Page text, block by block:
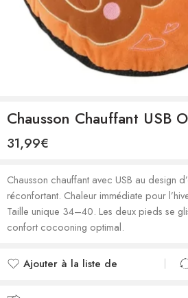
Chausson Chauffant USB
31,99€
Chausson chauffant avec USB au design
réconfortant. Chaleur immédiate pour
Taille unique 34–40. Les deux pieds se
confort cocooning optimal.
Ajouter à la liste de